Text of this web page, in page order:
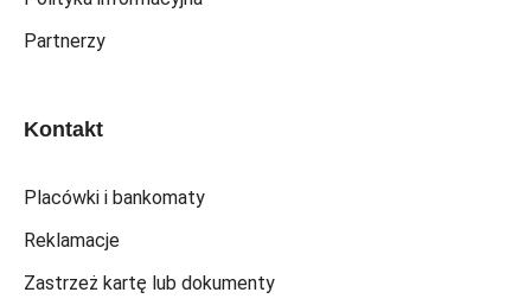
Partnerzy
Kontakt
Placówki i bankomaty
Reklamacje
Zastrzeż kartę lub dokumenty